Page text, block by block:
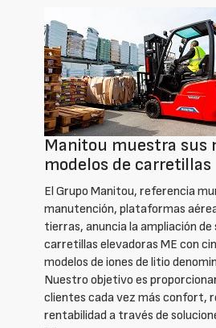
Manitou muestra sus
modelos de carretillas
El Grupo Manitou, referencia
manutención, plataformas
tierras, anuncia la ampliación de
carretillas elevadoras ME con
modelos de iones de litio
Nuestro objetivo es
clientes cada vez más confort,
rentabilidad a través de